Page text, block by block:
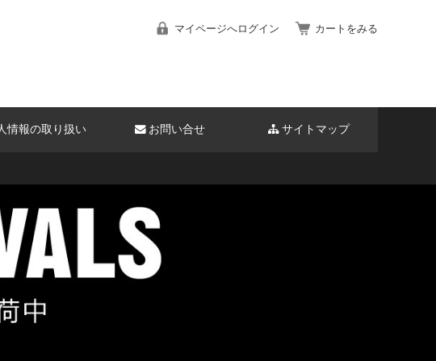
マイページへログイン カートをみる
情報の取り扱い お問い合せ サイトマップ